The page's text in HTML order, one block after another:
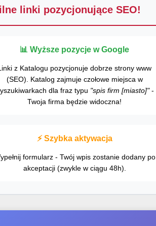
linki pozycjonujące SEO!
📊 Wyższe pozycje w Google
z Katalogu pozycjonuje dobrze strony www
(SEO). Katalog zajmuje czołowe miejsca w
dla fraz typu "spis firm [miasto]"-
Twoja firma będzie widoczna!
⚡ Szybka aktywacja
formularz - Twój wpis zostanie dodany po
akceptacji (zwykle w ciągu 48h).